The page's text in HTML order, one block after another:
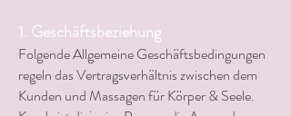
1. Geschäftsbeziehung
Folgende Allgemeine Geschäftsbedingungen
regeln das Vertragsverhältnis zwischen dem
Kunden und Massagen für Körper & Seele.